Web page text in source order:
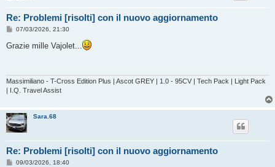
Re: Problemi [risolti] con il nuovo aggiornamento
M
s
s
i
o
07/03/2026, 21:30
Grazie mille Vajolet...
Massimiliano - T-Cross Edition Plus | Ascot GREY | 1.0 - 95CV | Tech Pack | Light Pack
| I.Q. Travel Assist
Sara.68
Re: Problemi [risolti] con il nuovo aggiornamento
M09/03/2026, 18:40